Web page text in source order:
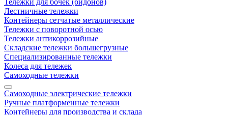
Тележки для бочек (бидонов)
Лестничные тележки
Контейнеры сетчатые металлические
Тележки с поворотной осью
Тележки антикоррозийные
Складские тележки большегрузные
Специализированные тележки
Колеса для тележек
Самоходные тележки
Самоходные электрические тележки
Ручные платформенные тележки
Контейнеры для производства и склада